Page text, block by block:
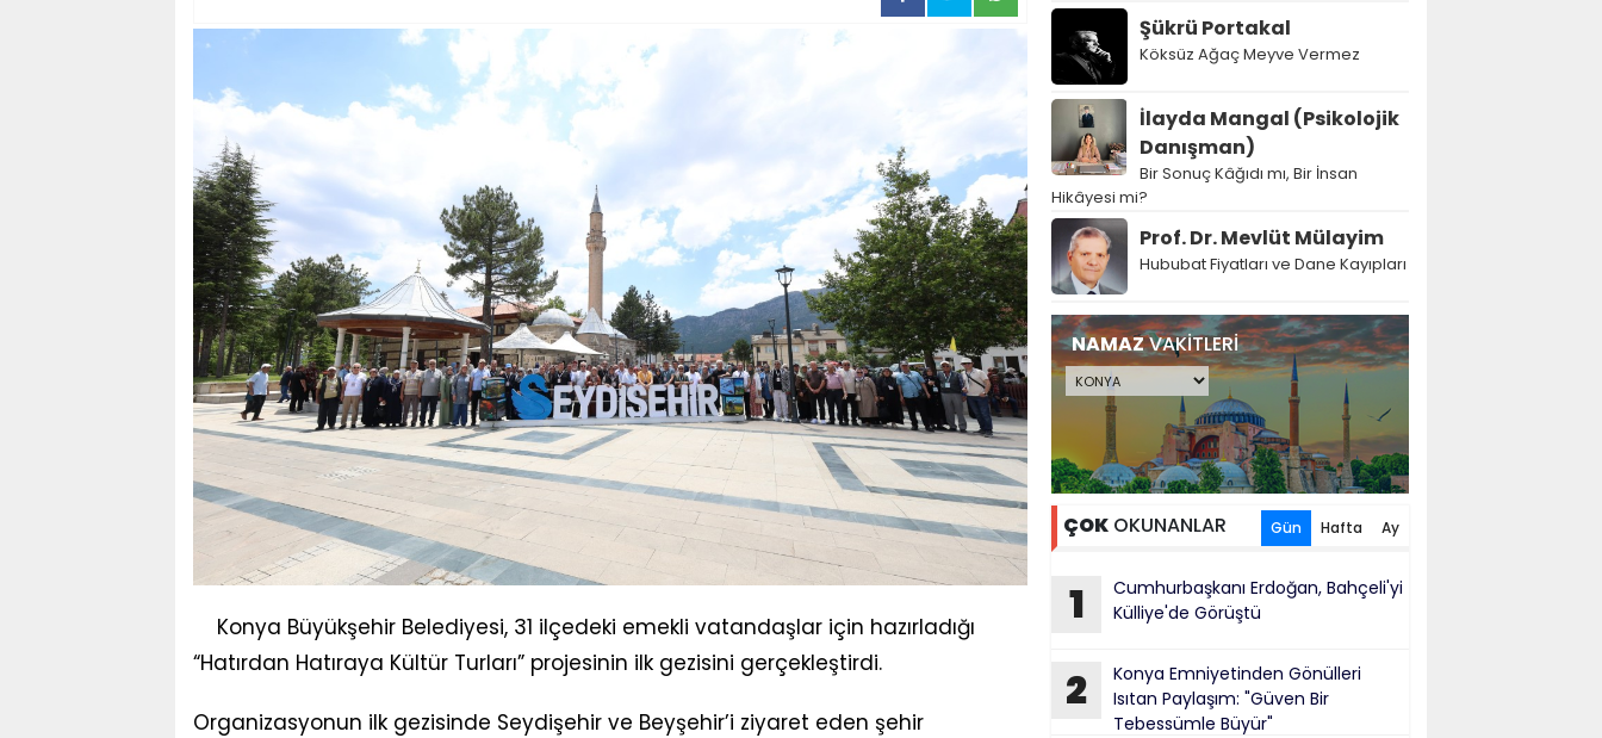
Konya Büyükşehir Belediyesi, 31 ilçedeki emekli vatandaşlar için hazırladığı
“Hatırdan Hatıraya Kültür Turları” projesinin ilk gezisini gerçekleştirdi.
Organizasyonun ilk gezisinde Seydişehir ve Beyşehir’i ziyaret eden şehir
Şükrü Portakal
Köksüz Ağaç Meyve Vermez
İlayda Mangal (Psikolojik
Danışman)
Bir Sonuç Kâğıdı mı, Bir İnsan
Hikâyesi mi?
Prof. Dr. Mevlüt Mülayim
Hububat Fiyatları ve Dane Kayıpları
NAMAZVAKİTLERİ
ÇOK OKUNANLAR Gün Hafta Ay
1
Cumhurbaşkanı Erdoğan, Bahçeli'yi
Külliye'de Görüştü
2
Konya Emniyetinden Gönülleri
Isıtan Paylaşım: "Güven Bir
Tebessümle Büyür"